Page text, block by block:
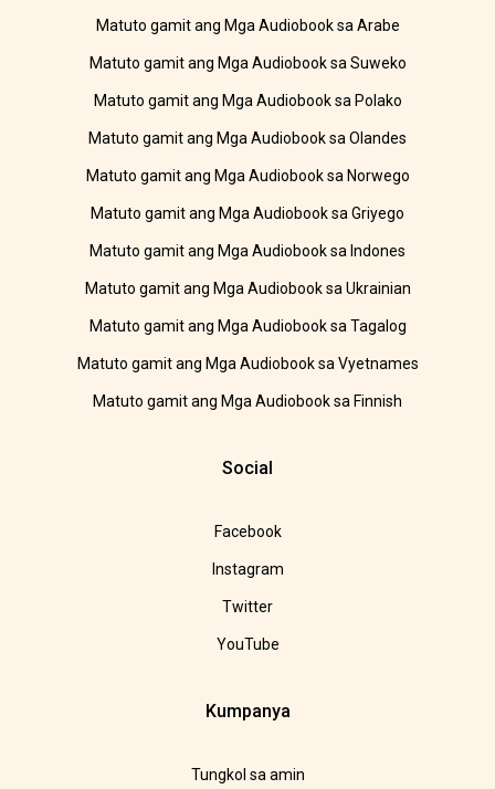
Matuto gamit ang Mga Audiobook sa Arabe
Matuto gamit ang Mga Audiobook sa Suweko
Matuto gamit ang Mga Audiobook sa Polako
Matuto gamit ang Mga Audiobook sa Olandes
Matuto gamit ang Mga Audiobook sa Norwego
Matuto gamit ang Mga Audiobook sa Griyego
Matuto gamit ang Mga Audiobook sa Indones
Matuto gamit ang Mga Audiobook sa Ukrainian
Matuto gamit ang Mga Audiobook sa Tagalog
Matuto gamit ang Mga Audiobook sa Vyetnames
Matuto gamit ang Mga Audiobook sa Finnish
Social
Facebook
Instagram
Twitter
YouTube
Kumpanya
Tungkol sa amin